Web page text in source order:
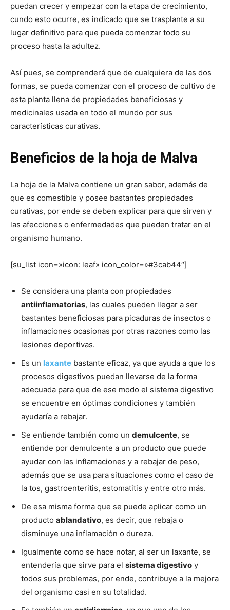
puedan crecer y empezar con la etapa de crecimiento,
cundo esto ocurre, es indicado que se trasplante a su
lugar definitivo para que pueda comenzar todo su
proceso hasta la adultez.
Así pues, se comprenderá que de cualquiera de las dos
formas, se pueda comenzar con el proceso de cultivo de
esta planta llena de propiedades beneficiosas y
medicinales usada en todo el mundo por sus
características curativas.
Beneficios de la hoja de Malva
La hoja de la Malva contiene un gran sabor, además de
que es comestible y posee bastantes propiedades
curativas, por ende se deben explicar para que sirven y
las afecciones o enfermedades que pueden tratar en el
organismo humano.
[su_list icon=»icon: leaf» icon_color=»#3cab44″]
Se considera una planta con propiedades
antiinflamatorias, las cuales pueden llegar a ser
bastantes beneficiosas para picaduras de insectos o
inflamaciones ocasionas por otras razones como las
lesiones deportivas.
Es un laxante bastante eficaz, ya que ayuda a que los
procesos digestivos puedan llevarse de la forma
adecuada para que de ese modo el sistema digestivo
se encuentre en óptimas condiciones y también
ayudaría a rebajar.
Se entiende también como un demulcente, se
entiende por demulcente a un producto que puede
ayudar con las inflamaciones y a rebajar de peso,
además que se usa para situaciones como el caso de
la tos, gastroenteritis, estomatitis y entre otro más.
De esa misma forma que se puede aplicar como un
producto ablandativo, es decir, que rebaja o
disminuye una inflamación o dureza.
Igualmente como se hace notar, al ser un laxante, se
entendería que sirve para el sistema digestivo y
todos sus problemas, por ende, contribuye a la mejora
del organismo casi en su totalidad.